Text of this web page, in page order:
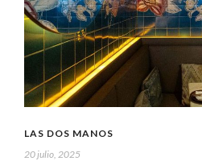
LAS DOS MANOS
20 julio, 2025